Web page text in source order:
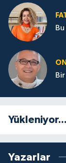
Yükleniyor...
Yazarlar